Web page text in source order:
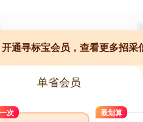
开通寻标宝会员，查看更多招采
单省会员
次 最划算